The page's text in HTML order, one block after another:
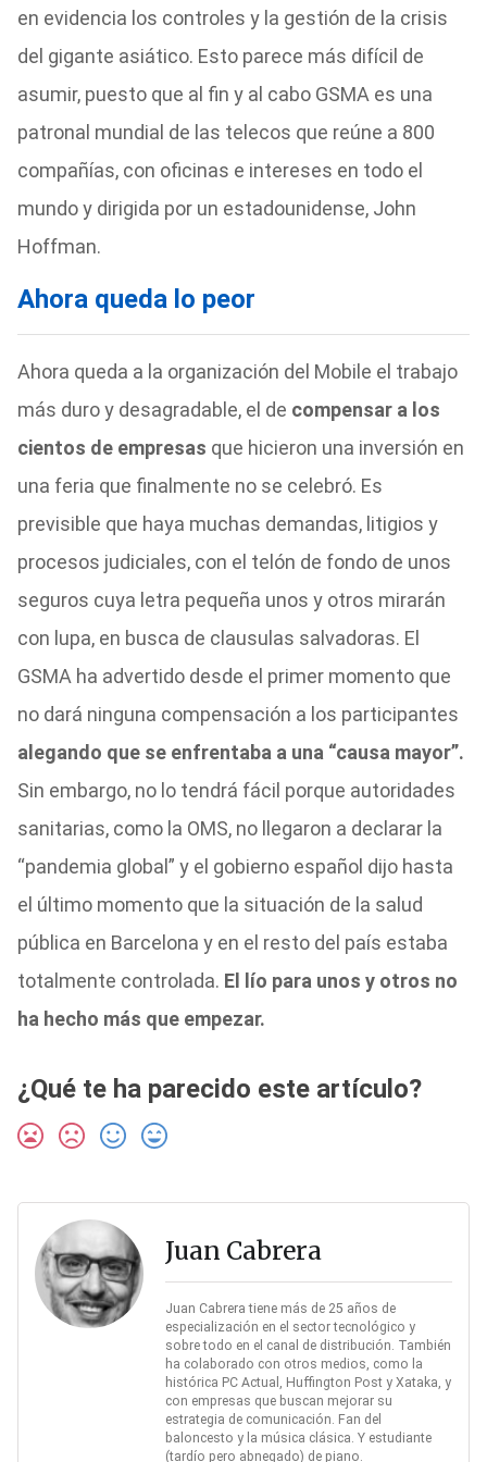
en evidencia los controles y la gestión de la crisis
del gigante asiático. Esto parece más difícil de
asumir, puesto que al fin y al cabo GSMA es una
patronal mundial de las telecos que reúne a 800
compañías, con oficinas e intereses en todo el
mundo y dirigida por un estadounidense, John
Hoffman.
Ahora queda lo peor
Ahora queda a la organización del Mobile el trabajo
más duro y desagradable, el de compensar a los
cientos de empresas que hicieron una inversión en
una feria que finalmente no se celebró. Es
previsible que haya muchas demandas, litigios y
procesos judiciales, con el telón de fondo de unos
seguros cuya letra pequeña unos y otros mirarán
con lupa, en busca de clausulas salvadoras. El
GSMA ha advertido desde el primer momento que
no dará ninguna compensación a los participantes
alegando que se enfrentaba a una “causa mayor”.
Sin embargo, no lo tendrá fácil porque autoridades
sanitarias, como la OMS, no llegaron a declarar la
“pandemia global” y el gobierno español dijo hasta
el último momento que la situación de la salud
pública en Barcelona y en el resto del país estaba
totalmente controlada. El lío para unos y otros no
ha hecho más que empezar.
¿Qué te ha parecido este artículo?
Juan Cabrera
Juan Cabrera tiene más de 25 años de
especialización en el sector tecnológico y
sobre todo en el canal de distribución. También
ha colaborado con otros medios, como la
histórica PC Actual, Huffington Post y Xataka, y
con empresas que buscan mejorar su
estrategia de comunicación. Fan del
baloncesto y la música clásica. Y estudiante
(tardío pero abnegado) de piano.